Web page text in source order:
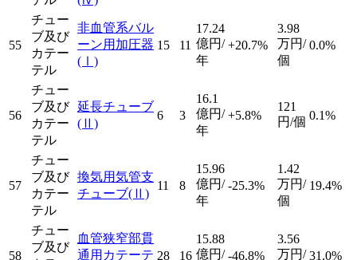
55
チュー
ブ及び
カテー
テル
非血管系バル
ーン用加圧器
(Ⅰ)
15 11
17.24
億円/
年
+20.7%
3.98
万円/
個
0.0%
56
チュー
ブ及び
カテー
テル
延長チューブ
(Ⅱ)
6 3
16.1
億円/
年
+5.8%
121
円/個 0.1%
57
チュー
ブ及び
カテー
テル
換気用気管支
チューブ(Ⅱ)
11 8
15.96
億円/
年
-25.3%
1.42
万円/
個
19.4%
58
チュー
ブ及び
血管狭窄部貫
通用カテーテ 28 16
15.88
億円/ -46.8%
3.56
万円/ 31.0%